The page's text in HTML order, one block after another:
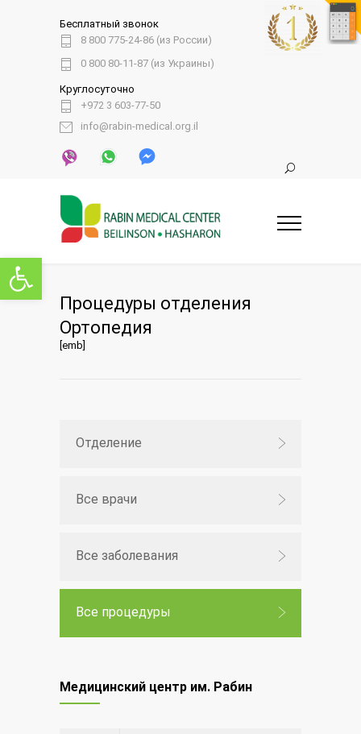
Открыть панель инструментов
Бесплатный звонок
8 800 775-24-86 (из России)
0 800 80-11-87 (из Украины)
Круглосуточно
+972 3 603-77-50
info@rabin-medical.org.il
Процедуры отделения
Ортопедия
[emb]
Отделение
Все врачи
Все заболевания
Все процедуры
Медицинский центр им. Рабин